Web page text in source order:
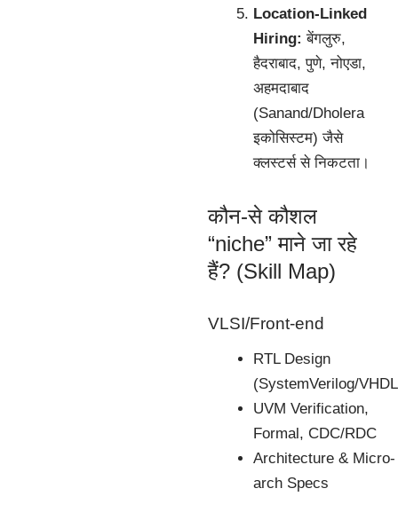
Location-Linked
Hiring: बेंगलुरु,
हैदराबाद, पुणे, नोएडा,
अहमदाबाद
(Sanand/Dholera
इकोसिस्टम) जैसे
क्लस्टर्स से निकटता।
कौन-से कौशल
“niche” माने जा रहे
हैं? (Skill Map)
VLSI/Front-end
RTL Design
(SystemVerilog/
UVM Verification,
Formal, CDC/RDC
Architecture & Micro-
arch Specs